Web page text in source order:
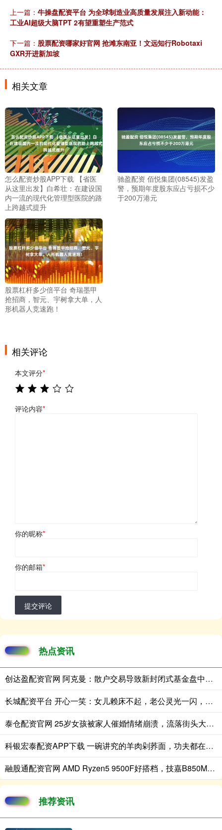
上一篇： 牛操盘配资平台 为全球制造业高质量发展注入新动能：
工业AI超级大脑TPT 2有望重塑生产范式
下一篇： 股票配资哪家好官网 抢滩东南亚！文远知行Robotaxi
GXR开进新加坡
相关文章
怎么配资炒股APP下载 【省医
从这里出发】白希壮：在建设国
内一流的现代化管理型医院的路
上跨越式提升
驰盈配资 佰悦集团(08545)发盈
警，预期年度股东应占亏损不少
于200万港元
股票杠杆多少倍平台 奇瑞墨甲
抢招商，智元、宇树拿大单，人
形机器人竞速跑！
相关评论
本文评分*
评论内容*
你的昵称*
你的邮箱*
提交评论
热点资讯
创达盈配资官网 阿克曼：散户交易导致新封闭式基金盘中急跌
长城配资平台 开心一笑：女儿赖床不起，老公灵光一闪，啪的一声……
泰仓配资官网 25岁女孩被家人催婚情绪崩溃，流落街头大哭满脸无助，场面心酸！
科银宏泰配资APP下载 一碗讲究的羊肉剁荞面，功夫都在看不见的地方
融股通配资官网 AMD Ryzen5 9500F好搭档，技嘉B850M电竞雕压榨尽内存最后潜能！
推荐资讯